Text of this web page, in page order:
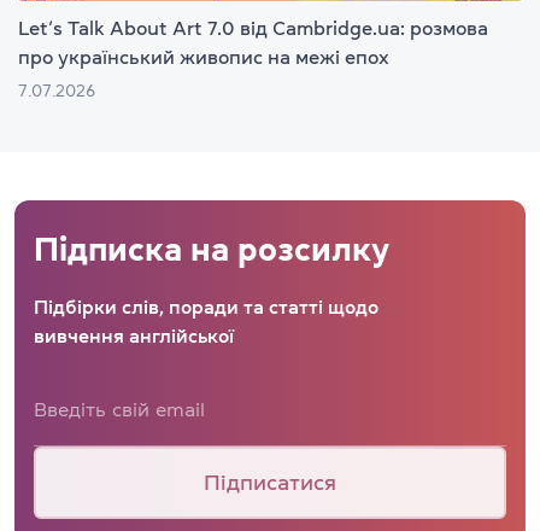
Let’s Talk About Art 7.0 від Cambridge.ua: розмова
про український живопис на межі епох
7.07.2026
Підписка на розсилку
Підбірки слів, поради та статті щодо
вивчення англійської
Підписатися